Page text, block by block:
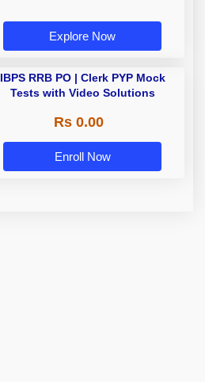
Explore Now
IBPS RRB PO | Clerk PYP Mock
Tests with Video Solutions
Rs 0.00
Enroll Now